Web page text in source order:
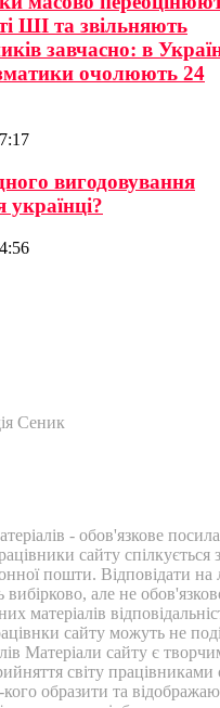
ШІ та звільняють
завчасно: в
очолюють 24
вигодовування
українці?
Сеник
- обов'язкове
сайту спілкується
пошти. Відповідати на
але не
матеріалів
сайту можуть не
Матеріали сайту є
світу працівниками
кого образити та